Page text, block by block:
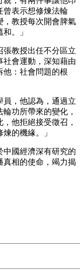
曾表示想修煉法輪
，教授每次開會脾氣
。」
張教授出任不分區立
社會運動，深知藉由
他：社會問題的根
員，他認為，通過立
功所帶來的變化，
他拒絕接受徵召，
的機緣。」
中國經濟深有研究的
真相的使命，竭力揭